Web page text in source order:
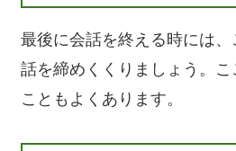
最後に会話を終える時には
話を締めくくりましょう。
こともよくあります。